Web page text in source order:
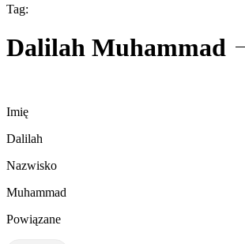
Tag:
Dalilah Muhammad
Imię
Dalilah
Nazwisko
Muhammad
Powiązane